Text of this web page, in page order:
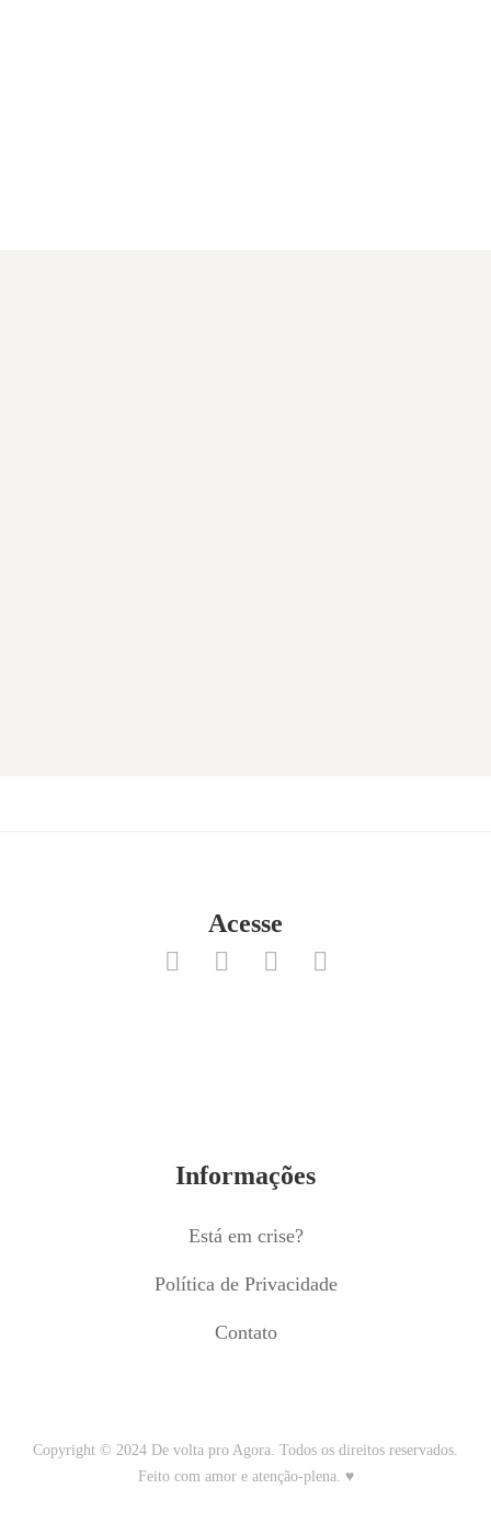
Acesse
Informações
Está em crise?
Política de Privacidade
Contato
Copyright © 2024 De volta pro Agora. Todos os direitos reservados.
Feito com amor e atenção-plena. ♥